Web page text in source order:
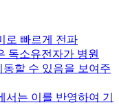
로 빠르게 전파
독소유전자가 병원
할 수 있음을 보여주
는 이를 반영하여 기